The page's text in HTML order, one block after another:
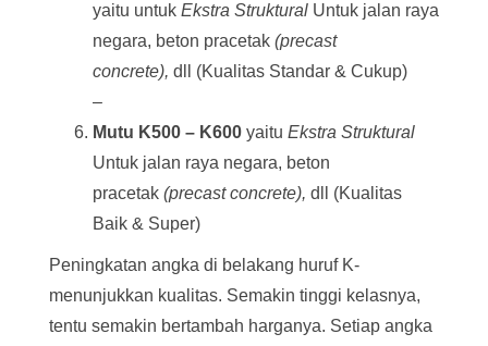
yaitu untuk Ekstra Struktural Untuk jalan raya
negara, beton pracetak (precast
concrete), dll (Kualitas Standar & Cukup)
–
Mutu K500 – K600 yaitu Ekstra Struktural
Untuk jalan raya negara, beton
pracetak (precast concrete), dll (Kualitas
Baik & Super)
Peningkatan angka di belakang huruf K-
menunjukkan kualitas. Semakin tinggi kelasnya,
tentu semakin bertambah harganya. Setiap angka